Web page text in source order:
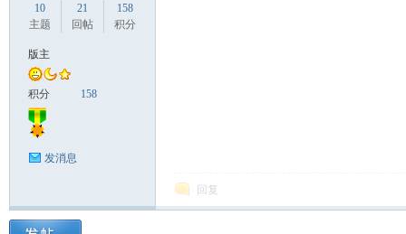
10
主题
21
回帖
158
积分
版主
积分 158
发消息
回复